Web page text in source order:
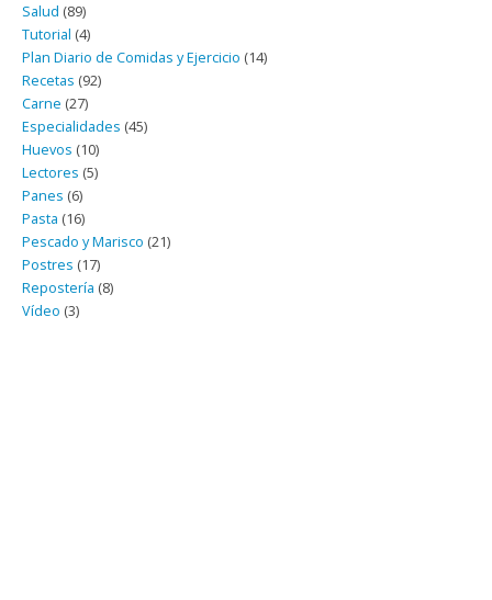
Salud (89)
Tutorial (4)
Plan Diario de Comidas y Ejercicio (14)
Recetas (92)
Carne (27)
Especialidades (45)
Huevos (10)
Lectores (5)
Panes (6)
Pasta (16)
Pescado y Marisco (21)
Postres (17)
Repostería (8)
Vídeo (3)